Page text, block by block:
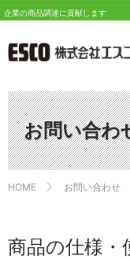
企業の商品調達に貢献します
お問い合わ
HOME お問い合わせ
商品の仕様・